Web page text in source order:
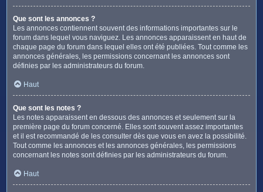
Que sont les annonces ?
Les annonces contiennent souvent des informations importantes sur le
forum dans lequel vous naviguez. Les annonces apparaissent en haut de
chaque page du forum dans lequel elles ont été publiées. Tout comme les
annonces générales, les permissions concernant les annonces sont
définies par les administrateurs du forum.
Haut
Que sont les notes ?
Les notes apparaissent en dessous des annonces et seulement sur la
première page du forum concerné. Elles sont souvent assez importantes
et il est recommandé de les consulter dès que vous en avez la possibilité.
Tout comme les annonces et les annonces générales, les permissions
concernant les notes sont définies par les administrateurs du forum.
Haut